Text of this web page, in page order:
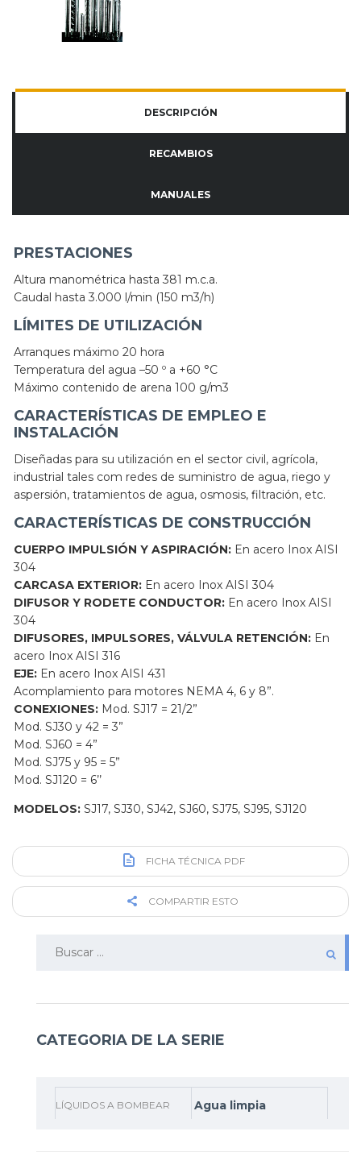
DESCRIPCIÓN
RECAMBIOS
MANUALES
PRESTACIONES
Altura manométrica hasta 381 m.c.a.
Caudal hasta 3.000 l/min (150 m3/h)
LÍMITES DE UTILIZACIÓN
Arranques máximo 20 hora
Temperatura del agua –50 º a +60 °C
Máximo contenido de arena 100 g/m3
CARACTERÍSTICAS DE EMPLEO E
INSTALACIÓN
Diseñadas para su utilización en el sector civil, agrícola,
industrial tales com redes de suministro de agua, riego y
aspersión, tratamientos de agua, osmosis, filtración, etc.
CARACTERÍSTICAS DE CONSTRUCCIÓN
CUERPO IMPULSIÓN Y ASPIRACIÓN: En acero Inox AISI
304
CARCASA EXTERIOR: En acero Inox AISI 304
DIFUSOR Y RODETE CONDUCTOR: En acero Inox AISI
304
DIFUSORES, IMPULSORES, VÁLVULA RETENCIÓN: En
acero Inox AISI 316
EJE: En acero Inox AISI 431
Acomplamiento para motores NEMA 4, 6 y 8”.
CONEXIONES: Mod. SJ17 = 21/2”
Mod. SJ30 y 42 = 3”
Mod. SJ60 = 4”
Mod. SJ75 y 95 = 5”
Mod. SJ120 = 6’’
MODELOS: SJ17, SJ30, SJ42, SJ60, SJ75, SJ95, SJ120
FICHA TÉCNICA PDF
COMPARTIR ESTO
CATEGORIA DE LA SERIE
LÍQUIDOS A BOMBEAR Agua limpia